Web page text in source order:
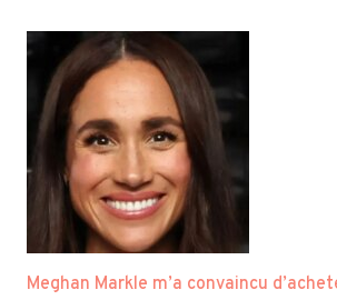
Meghan Markle m’a convaincu